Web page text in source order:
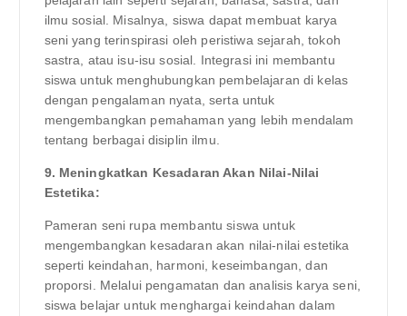
ilmu sosial. Misalnya, siswa dapat membuat karya
seni yang terinspirasi oleh peristiwa sejarah, tokoh
sastra, atau isu-isu sosial. Integrasi ini membantu
siswa untuk menghubungkan pembelajaran di kelas
dengan pengalaman nyata, serta untuk
mengembangkan pemahaman yang lebih mendalam
tentang berbagai disiplin ilmu.
9. Meningkatkan Kesadaran Akan Nilai-Nilai
Estetika:
Pameran seni rupa membantu siswa untuk
mengembangkan kesadaran akan nilai-nilai estetika
seperti keindahan, harmoni, keseimbangan, dan
proporsi. Melalui pengamatan dan analisis karya seni,
siswa belajar untuk menghargai keindahan dalam